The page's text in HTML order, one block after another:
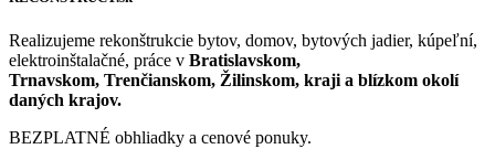
Realizujeme rekonštrukcie bytov, domov, bytových jadier, kúpeľní,
elektroinštalačné, práce v Bratislavskom,
Trnavskom, Trenčianskom, Žilinskom, kraji a blízkom okolí
daných krajov.
BEZPLATNÉ obhliadky a cenové ponuky.